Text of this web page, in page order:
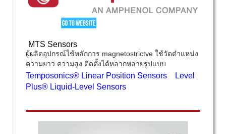
MTS Sensors
ผู้ผลิตอุปกรณ์ใช้หลักการ magnetostrictve ใช้วัดตำแหน่ง
ความยาว ความสูง ติดตั้งได้หลากหลายรูปแบบ
Temposonics® Linear Position Sensors
Level
Plus® Liquid-Level Sensors